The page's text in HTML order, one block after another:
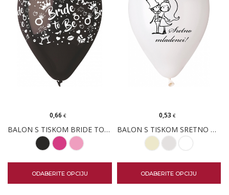
BALON S TISKOM BRIDE TO BE (33CM; 13")
0,66€
ODABERITE OPCIJU
BALON S TISKOM SRETNO MLADENCI (33CM; 13")
0,53 €
ODABERITE OPCIJU